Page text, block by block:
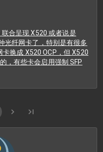
合呈现 X520 或者说是
光纤网卡了，特别是有很多
换成 X520 OCP，但 X520
，有些卡会启用强制 SFP